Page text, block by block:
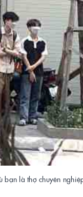
là thợ chuyên